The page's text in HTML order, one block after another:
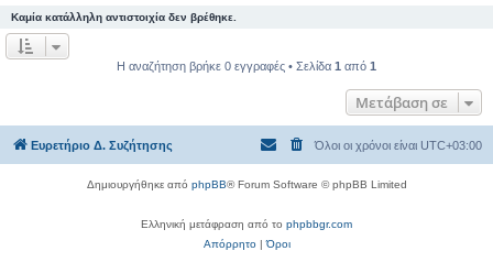
η
Καμία κατάλληλη αντιστοιχία δεν βρέθηκε.
Η αναζήτηση βρήκε 0 εγγραφές • Σελίδα 1 από 1
Μετάβαση σε
Ευρετήριο Δ. Συζήτησης Όλοι οι χρόνοι είναι UTC+03:00
Δημιουργήθηκε από phpBB® Forum Software © phpBB Limited
Ελληνική μετάφραση από το phpbbgr.com
Απόρρητο|Όροι